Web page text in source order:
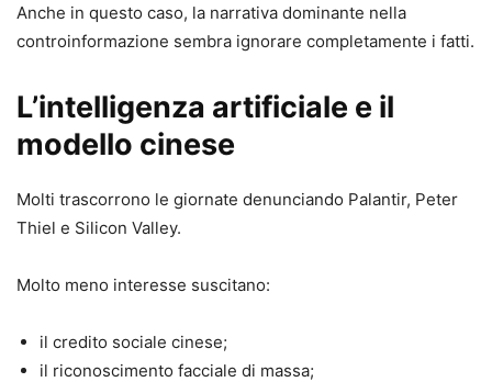
Anche in questo caso, la narrativa dominante nella
controinformazione sembra ignorare completamente i fatti.
L’intelligenza artificiale e il
modello cinese
Molti trascorrono le giornate denunciando Palantir, Peter
Thiel e Silicon Valley.
Molto meno interesse suscitano:
il credito sociale cinese;
il riconoscimento facciale di massa;